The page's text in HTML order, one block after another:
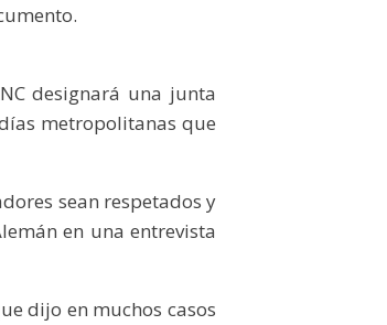
designará una junta
metropolitanas que
sean respetados y
en una entrevista
dijo en muchos casos